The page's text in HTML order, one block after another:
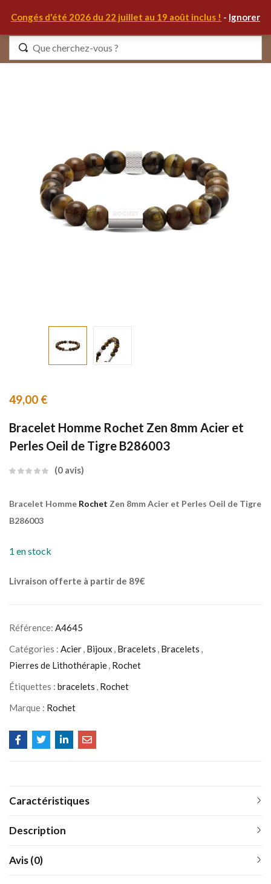
Congés d'été 2026 du 22 juillet au 19 août inclus ! - Ignorer
49,00 €
Bracelet Homme Rochet Zen 8mm Acier et
Perles Oeil de Tigre B286003
0 avis
Bracelet Homme Rochet Zen 8mm Acier et Perles Oeil de Tigre
B286003
1 en stock
Livraison offerte à partir de 89€
Référence: A4645
Catégories : Acier, Bijoux , Bracelets , Bracelets ,
Pierres de Lithothérapie, Rochet
Étiquettes : bracelets , Rochet
Marque : Rochet
Caractéristiques
Description
Avis (0)
Identifiez-vous
S'IDENTIFIER
MON COMPTE